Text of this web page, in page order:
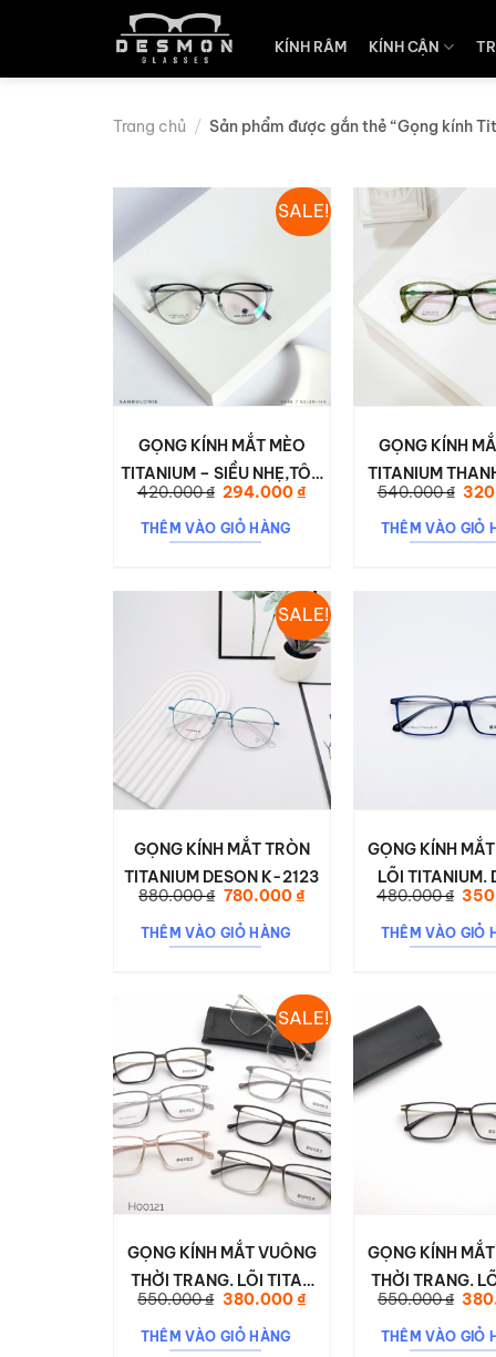
KÍNH RÂM KÍNH CẬN
Trang chủ / Sản phẩm được gắn thẻ “Gọng kính
SALE!
GỌNG KÍNH MẮT MÈO
TITANIUM – SIỀU NHẸ,TÔN
MẶT, HIỆN ĐẠI 6636
420.000₫ Giá
là:
420.000 ₫.
294.000₫Giá
THÊM VÀO GIỎ HÀNG
GỌNG KÍNH
TITANIUM
TÔN GƯƠNG
DỄ ĐEO |
540.000₫ Giá
là:
THÊM VÀO GIỎ
SALE!
GỌNG KÍNH MẮT TRÒN
TITANIUM DESON K-2123
880.000₫ Giá
là:
880.000 ₫.
780.000₫Giá
THÊM VÀO GIỎ HÀNG
GỌNG KÍNH
LÕI TITANIUM.
PARIM
480.000₫ Giá
là:
THÊM VÀO GIỎ
SALE!
GỌNG KÍNH MẮT VUÔNG
THỜI TRANG. LÕI TITAN
DESON H00121
550.000₫ Giá
là:
550.000 ₫.
380.000₫Giá
THÊM VÀO GIỎ HÀNG
GỌNG KÍNH
THỜI TRANG.
DESON
550.000₫ Giá
là:
THÊM VÀO GIỎ